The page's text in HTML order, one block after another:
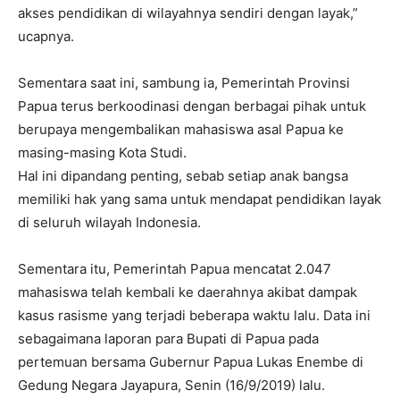
akses pendidikan di wilayahnya sendiri dengan layak,”
ucapnya.
Sementara saat ini, sambung ia, Pemerintah Provinsi
Papua terus berkoodinasi dengan berbagai pihak untuk
berupaya mengembalikan mahasiswa asal Papua ke
masing-masing Kota Studi.
Hal ini dipandang penting, sebab setiap anak bangsa
memiliki hak yang sama untuk mendapat pendidikan layak
di seluruh wilayah Indonesia.
Sementara itu, Pemerintah Papua mencatat 2.047
mahasiswa telah kembali ke daerahnya akibat dampak
kasus rasisme yang terjadi beberapa waktu lalu. Data ini
sebagaimana laporan para Bupati di Papua pada
pertemuan bersama Gubernur Papua Lukas Enembe di
Gedung Negara Jayapura, Senin (16/9/2019) lalu.